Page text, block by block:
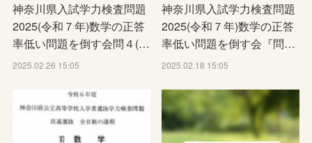
神奈川県入試学力検査問題
2025(令和７年)数学の正答
率低い問題を倒す会問４(…
2025.02.26 15:05
神奈川県入試学力検査問題
2025(令和７年)数学の正答
率低い問題を倒す会『問…
2025.02.18 15:05